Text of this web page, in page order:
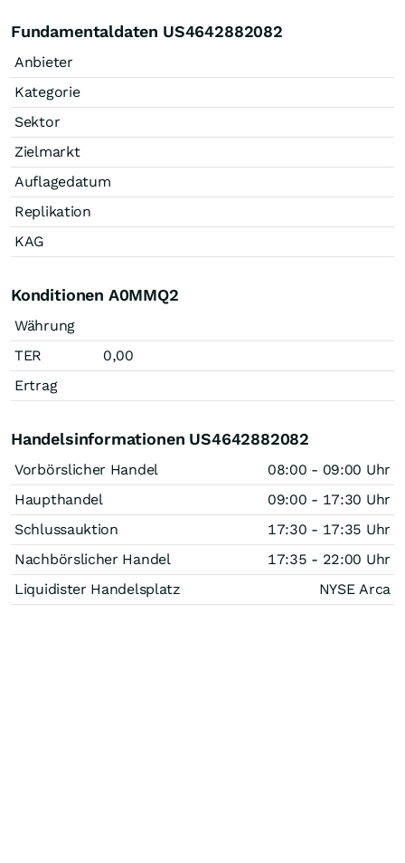
Fundamentaldaten US4642882082
Anbieter
Kategorie
Sektor
Zielmarkt
Auflagedatum
Replikation
KAG
Konditionen A0MMQ2
Währung
TER
0,00
Ertrag
Handelsinformationen US4642882082
Vorbörslicher Handel
08:00 - 09:00 Uhr
Haupthandel
09:00 - 17:30 Uhr
Schlussauktion
17:30 - 17:35 Uhr
Nachbörslicher Handel
17:35 - 22:00 Uhr
Liquidister Handelsplatz
NYSE Arca